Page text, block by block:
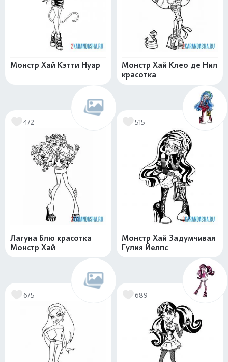
Монстр Хай Кэтти Нуар
Монстр Хай Клео де Нил
красотка
472
Лагуна Блю красотка
Монстр Хай
515
Монстр Хай Задумчивая
Гулия Йелпс
675 689